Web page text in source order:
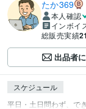
たか369
本人確認
インボイ
総販売実績21
出品者
スケジュール